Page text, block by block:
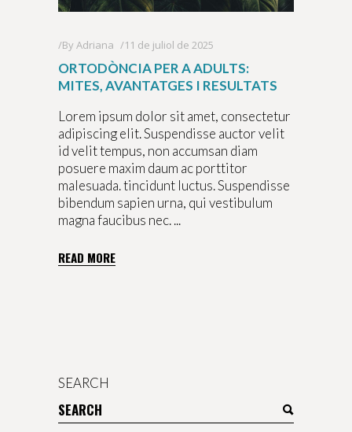
By Adriana 11 de juliol de 2025
ORTODÒNCIA PER A ADULTS:
MITES, AVANTATGES I RESULTATS
Lorem ipsum dolor sit amet, consectetur
adipiscing elit. Suspendisse auctor velit
id velit tempus, non accumsan diam
posuere maxim daum ac porttitor
malesuada. tincidunt luctus. Suspendisse
bibendum sapien urna, qui vestibulum
magna faucibus nec.
READ MORE
SEARCH
Search
for: